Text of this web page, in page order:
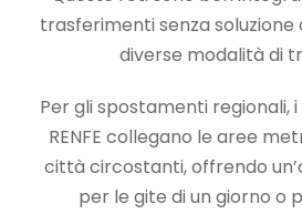
trasferimenti senza
diverse modalità di
Per gli spostamenti regionali,
RENFE collegano le aree
città circostanti, offrendo
per le gite di un giorno o